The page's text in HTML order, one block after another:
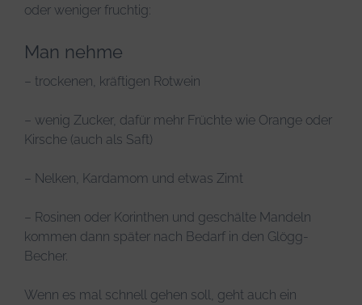
oder weniger fruchtig:
Man nehme
– trockenen, kräftigen Rotwein
– wenig Zucker, dafür mehr Früchte wie Orange oder
Kirsche (auch als Saft)
– Nelken, Kardamom und etwas Zimt
– Rosinen oder Korinthen und geschälte Mandeln
kommen dann später nach Bedarf in den Glögg-
Becher.
Wenn es mal schnell gehen soll, geht auch ein